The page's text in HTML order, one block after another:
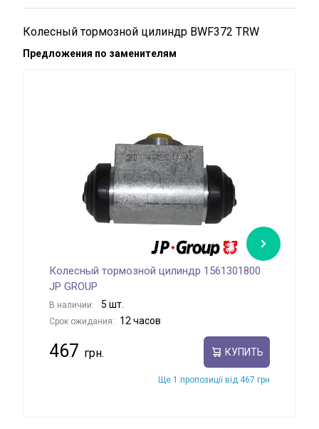
Колесный тормозной цилиндр BWF372 TRW
Предложения по заменителям
Колесный тормозной цилиндр 1561301800
JP GROUP
В наличии: 5 шт.
Срок ожидания: 12 часов
467 КУПИТЬ
Ще 1 пропозиції від 467 грн